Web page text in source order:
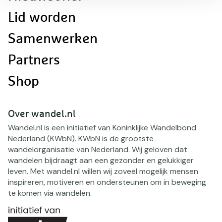
Lid worden
Samenwerken
Partners
Shop
Over wandel.nl
Wandel.nl is een initiatief van Koninklijke Wandelbond
Nederland (KWbN). KWbN is de grootste
wandelorganisatie van Nederland. Wij geloven dat
wandelen bijdraagt aan een gezonder en gelukkiger
leven. Met wandel.nl willen wij zoveel mogelijk mensen
inspireren, motiveren en ondersteunen om in beweging
te komen via wandelen.